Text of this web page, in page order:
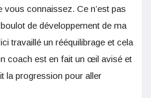
vous connaissez. Ce n’est pas
de développement de ma
travaillé un rééquilibrage et cela
coach est en fait un œil avisé et
la progression pour aller